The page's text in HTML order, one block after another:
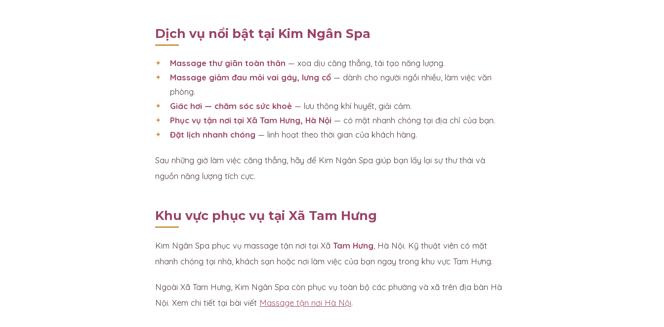
Dịch vụ nổi bật tại Kim Ngân Spa
Massage thư giãn toàn thân — xoa dịu căng thẳng, tái tạo năng lượng.
Massage giảm đau mỏi vai gáy, lưng cổ — dành cho người ngồi nhiều, làm việc văn
phòng.
Giác hơi — chăm sóc sức khoẻ — lưu thông khí huyết, giải cảm.
Phục vụ tận nơi tại Xã Tam Hưng, Hà Nội — có mặt nhanh chóng tại địa chỉ của bạn.
Đặt lịch nhanh chóng — linh hoạt theo thời gian của khách hàng.
Sau những giờ làm việc căng thẳng, hãy để Kim Ngân Spa giúp bạn lấy lại sự thư thái và
nguồn năng lượng tích cực.
Khu vực phục vụ tại Xã Tam Hưng
Kim Ngân Spa phục vụ massage tận nơi tại Xã Tam Hưng , Hà Nội. Kỹ thuật viên có mặt
nhanh chóng tại nhà, khách sạn hoặc nơi làm việc của bạn ngay trong khu vực Tam Hưng.
Ngoài Xã Tam Hưng, Kim Ngân Spa còn phục vụ toàn bộ các phường và xã trên địa bàn Hà
Nội. Xem chi tiết tại bài viết Massage tận nơi Hà Nội.